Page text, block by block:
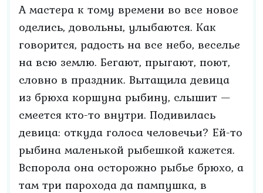
А мастера к тому времени во все новое
оделись, довольны, улыбаются. Как
говорится, радость на все небо, веселье
на всю землю. Бегают, прыгают, поют,
словно в праздник. Вытащила девица
из брюха коршуна рыбину, слышит —
смеется кто-то внутри. Подивилась
девица: откуда голоса человечьи? Ей-то
рыбина маленькой рыбешкой кажется.
Вспорола она осторожно рыбье брюхо, а
там три парохода да пампушка, в